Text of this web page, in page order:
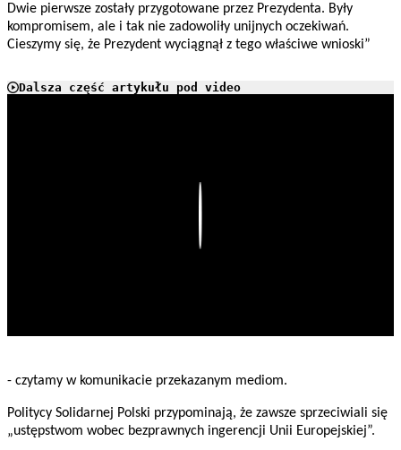
Dwie pierwsze zostały przygotowane przez Prezydenta. Były
kompromisem, ale i tak nie zadowoliły unijnych oczekiwań.
Cieszymy się, że Prezydent wyciągnął z tego właściwe wnioski”
Dalsza część artykułu pod video
- czytamy w komunikacie przekazanym mediom.
Politycy Solidarnej Polski przypominają, że zawsze sprzeciwiali się
„ustępstwom wobec bezprawnych ingerencji Unii Europejskiej”.